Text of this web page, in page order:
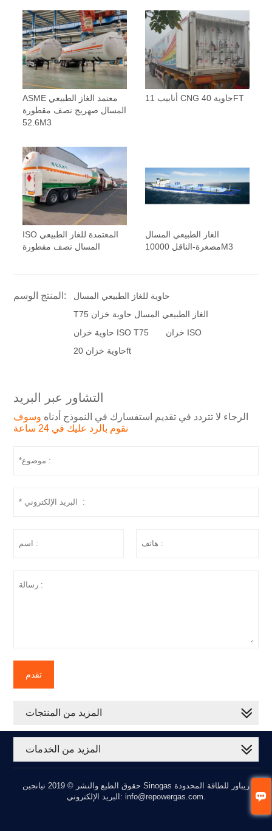

ASME معتمد الغاز الطبيعي
المسال صهريج نصف مقطورة
52.6M3
11 أنابيب CNG حاوية 40FT
ISO المعتمدة للغاز الطبيعي
المسال نصف مقطورة
الغاز الطبيعي المسال
مصغرة-الناقل 10000M3
المنتج الوسم:
حاوية للغاز الطبيعي المسال
T75 الغاز الطبيعي المسال حاوية خزان
حاوية خزان ISO T75
خزان ISO
حاوية خزان 20ft
التشاور عبر البريد
الرجاء لا تتردد في تقديم استفسارك في النموذج أدناه وسوف
نقوم بالرد عليك في 24 ساعة
تقدم
المزيد من المنتجات
المزيد من الخدمات
حقوق الطبع والنشر © 2019 تيانجين Sinogas ريباور للطاقة المحدودة
البريد الإلكتروني: info@repowergas.com.